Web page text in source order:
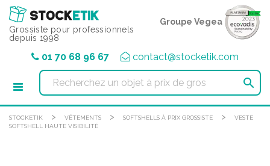
Grossiste pour professionnels
depuis 1998
Groupe Vegea
01 70 68 96 67 contact@stocketik.com

STOCKETIK > VÊTEMENTS > SOFTSHELLS À PRIX GROSSISTE >
VESTE
SOFTSHELL HAUTE VISIBILITÉ
Panneau de gestion des cookies